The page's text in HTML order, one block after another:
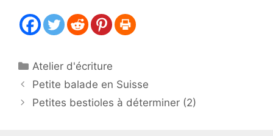
Catégories
Atelier d'écriture
Petite balade en Suisse
Petites bestioles à déterminer (2)